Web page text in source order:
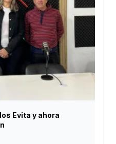
Evita y ahora